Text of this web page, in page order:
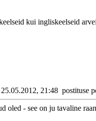
kui ingliskeelseid
21:48 postituse
oled - see on ju tavaline